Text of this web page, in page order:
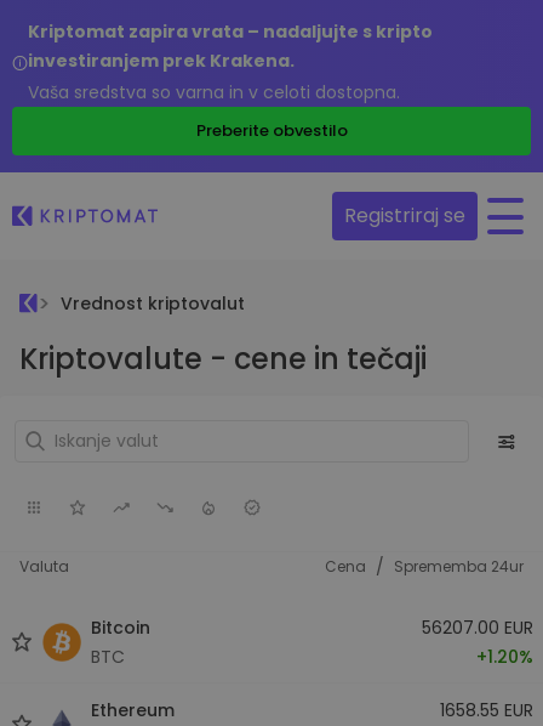
Kriptomat zapira vrata – nadaljujte s kripto
investiranjem prek Krakena.
Vaša sredstva so varna in v celoti dostopna.
Preberite obvestilo
Registriraj se
Vrednost kriptovalut
Kriptovalute - cene in tečaji
Valuta Cena / Sprememba 24ur
Bitcoin
BTC
56207.00 EUR
+1.20%
Ethereum
1658.55 EUR